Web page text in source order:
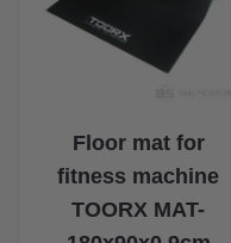
Floor mat for
fitness machine
TOORX MAT-